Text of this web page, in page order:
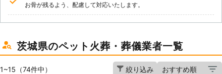
お骨が残るよう、配慮して対応いたします。
茨城県のペット火葬・葬儀業者一覧
1~15（74件中） 絞り込み